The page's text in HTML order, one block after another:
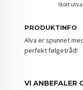
Stort
PRODUKTINFO
Alva er spunnet
perfekt følgetråd!
VI ANBEFALER